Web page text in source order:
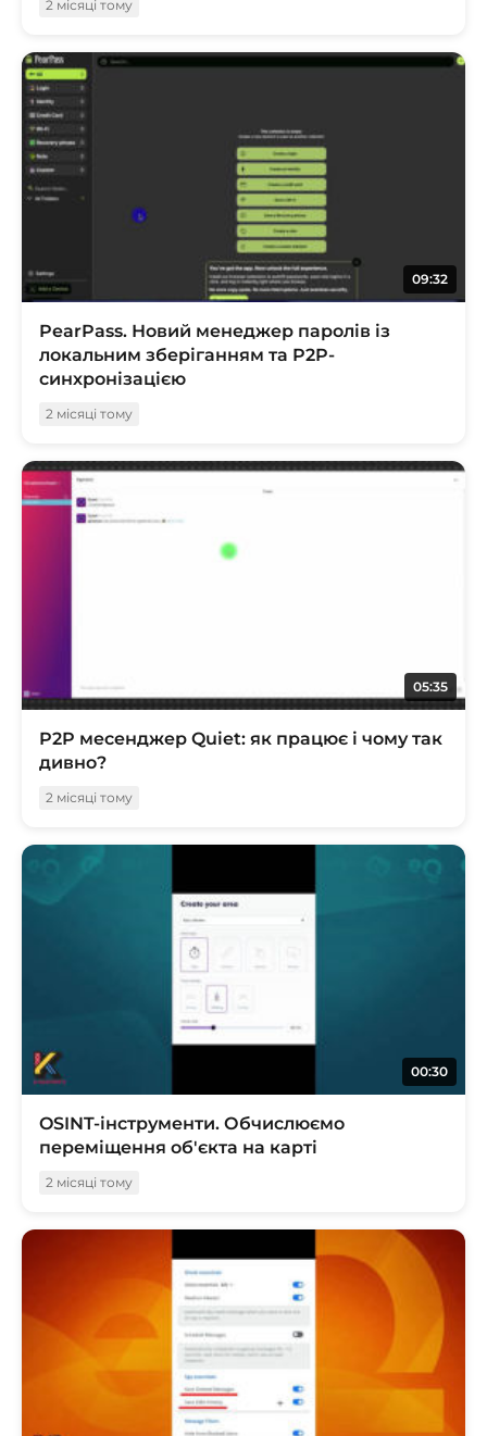
2 місяці тому
09:32
PearPass. Новий менеджер паролів із
локальним зберіганням та P2P-
синхронізацією
2 місяці тому
05:35
P2P месенджер Quiet: як працює і чому так
дивно?
2 місяці тому
00:30
OSINT-інструменти. Обчислюємо
переміщення об'єкта на карті
2 місяці тому